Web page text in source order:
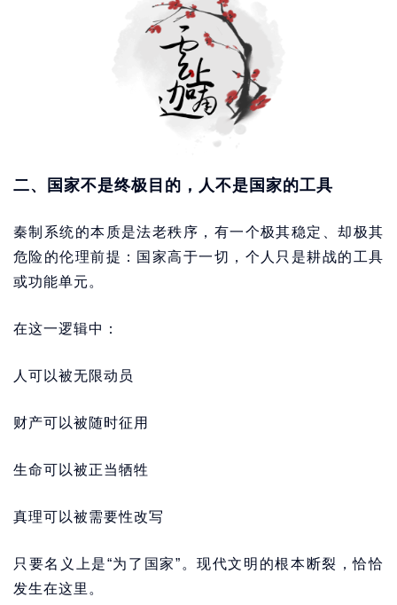
二、国家不是终极目的，人不是国家的工具
秦制系统的本质是法老秩序，有一个极其稳定、却极其
危险的伦理前提：国家高于一切，个人只是耕战的工具
或功能单元。
在这一逻辑中：
人可以被无限动员
财产可以被随时征用
生命可以被正当牺牲
真理可以被需要性改写
只要名义上是“为了国家”。现代文明的根本断裂，恰恰
发生在这里。